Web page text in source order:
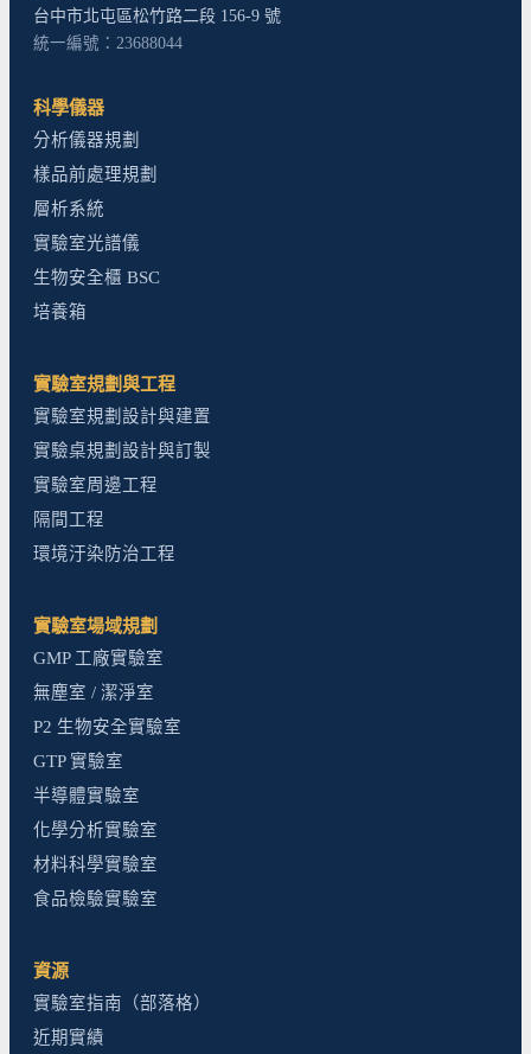
台中市北屯區松竹路二段 156-9 號
統一編號：23688044
科學儀器
分析儀器規劃
樣品前處理規劃
層析系統
實驗室光譜儀
生物安全櫃 BSC
培養箱
實驗室規劃與工程
實驗室規劃設計與建置
實驗桌規劃設計與訂製
實驗室周邊工程
隔間工程
環境汙染防治工程
實驗室場域規劃
GMP 工廠實驗室
無塵室 / 潔淨室
P2 生物安全實驗室
GTP 實驗室
半導體實驗室
化學分析實驗室
材料科學實驗室
食品檢驗實驗室
資源
實驗室指南（部落格）
近期實績